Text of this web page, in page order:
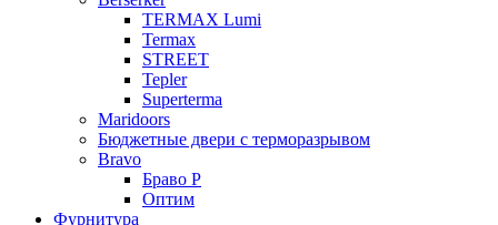
TERMAX Lumi
Termax
STREET
Tepler
Superterma
Maridoors
Бюджетные двери с терморазрывом
Bravo
Браво Р
Оптим
Фурнитура